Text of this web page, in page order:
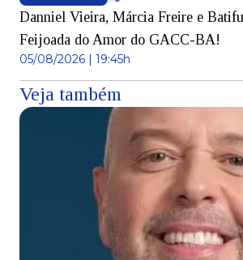
Danniel Vieira, Márcia Freire e
Feijoada do Amor do GACC-BA!
05/08/2026 | 19:45h
Veja também